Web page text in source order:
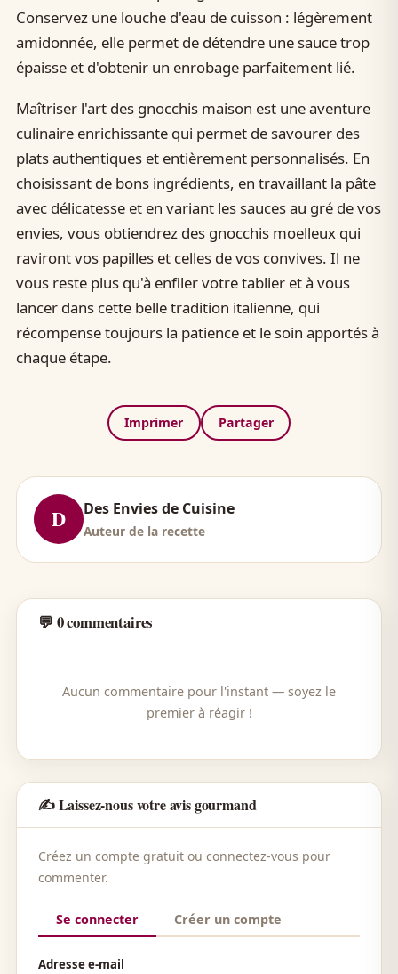
Conservez une louche d'eau de cuisson : légèrement
amidonnée, elle permet de détendre une sauce trop
épaisse et d'obtenir un enrobage parfaitement lié.
Maîtriser l'art des gnocchis maison est une aventure
culinaire enrichissante qui permet de savourer des
plats authentiques et entièrement personnalisés. En
choisissant de bons ingrédients, en travaillant la pâte
avec délicatesse et en variant les sauces au gré de vos
envies, vous obtiendrez des gnocchis moelleux qui
raviront vos papilles et celles de vos convives. Il ne
vous reste plus qu'à enfiler votre tablier et à vous
lancer dans cette belle tradition italienne, qui
récompense toujours la patience et le soin apportés à
chaque étape.
Imprimer Partager
D Des Envies de Cuisine
Auteur de la recette
💬 0 commentaires
Aucun commentaire pour l'instant — soyez le
premier à réagir !
✍️ Laissez-nous votre avis gourmand
Créez un compte gratuit ou connectez-vous pour
commenter.
Se connecter Créer un compte
Adresse e-mail